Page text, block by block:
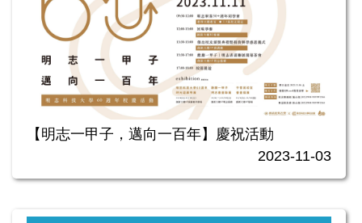
【明志一甲子，邁向一百年】慶祝活動
2023-11-03